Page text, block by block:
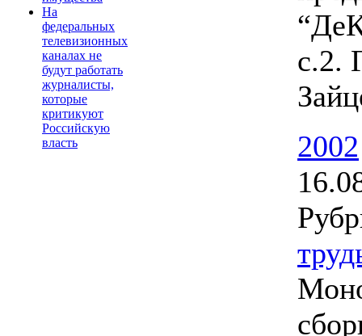
На
федеральных
телевизионных
каналах не
будут работать
журналисты,
которые
критикуют
Российскую
власть
с.2.
2002